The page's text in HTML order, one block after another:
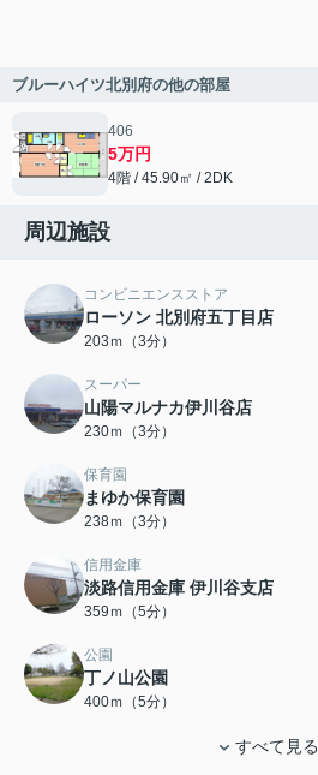
ブルーハイツ北別府の他の部屋
406
5万円
4階 / 45.90㎡ / 2DK
周辺施設
コンビニエンスストア
ローソン 北別府五丁目店
203ｍ（3分）
スーパー
山陽マルナカ伊川谷店
230ｍ（3分）
保育園
まゆか保育園
238ｍ（3分）
信用金庫
淡路信用金庫 伊川谷支店
359ｍ（5分）
公園
丁ノ山公園
400ｍ（5分）
すべて見る